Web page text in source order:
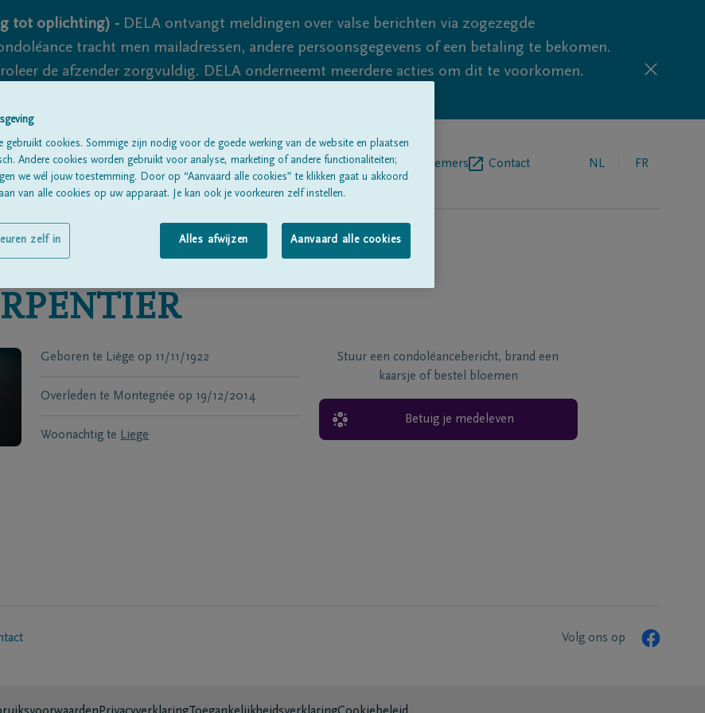
tot oplichting) - DELA ontvangt meldingen over valse berichten via zogezegde
tracht men mailadressen, andere persoonsgegevens of een betaling te bekomen.
de afzender zorgvuldig. DELA onderneemt meerdere acties om dit te voorkomen.
volledig uit te sluiten, dus blijf waakzaam.
Alle rouwberichten Over onsBegrafenisondernemers Contact NL FR
Geboren te Liège op 11/11/1922
Overleden te Montegnée op 19/12/2014
Woonachtig te Liege
Stuur een condoléancebericht, brand een
kaarsje of bestel bloemen
Betuig je medeleven
Volg ons op
gebruikt cookies. Sommige zijn nodig voor de goede werking van de website en plaatsen
Andere cookies worden gebruikt voor analyse, marketing of andere functionaliteiten;
we wél jouw toestemming. Door op “Aanvaard alle cookies” te klikken gaat u akkoord
van alle cookies op uw apparaat. Je kan ook je voorkeuren zelf instellen.
Alles afwijzen Aanvaard alle cookies
zelf in